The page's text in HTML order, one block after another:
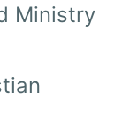
Ministry